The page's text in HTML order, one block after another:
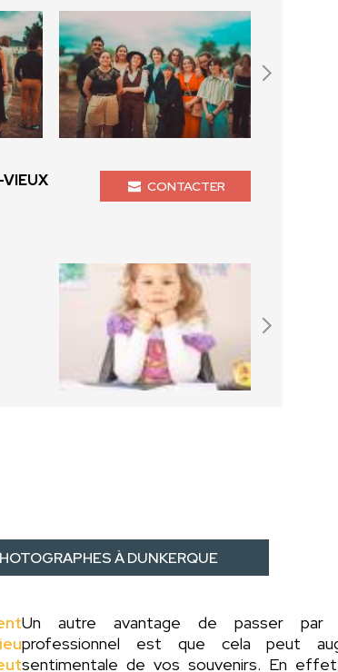
CONTACTER
À DUNKERQUE
Un autre avantage de passer
professionnel est que cela peut
sentimentale de vos souvenirs. En